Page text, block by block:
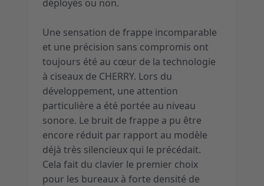
déployés ou non.
Une sensation de frappe incomparable
et une précision sans compromis ont
toujours été au cœur de la technologie
à ciseaux de CHERRY. Lors du
développement, une attention
particulière a été portée au niveau
sonore. Le bruit de frappe a pu être
encore réduit par rapport au modèle
déjà très silencieux qui le précédait.
Cela fait du clavier le premier choix
pour les bureaux à forte densité de